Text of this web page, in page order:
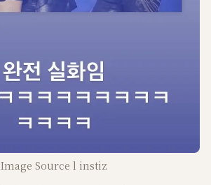
Image Source l instiz